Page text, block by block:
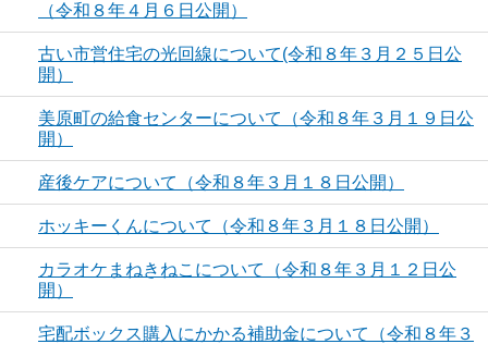
（令和８年４月６日公開）
古い市営住宅の光回線について(令和８年３月２５日公
開）
美原町の給食センターについて（令和８年３月１９日公
開）
産後ケアについて（令和８年３月１８日公開）
ホッキーくんについて（令和８年３月１８日公開）
カラオケまねきねこについて（令和８年３月１２日公
開）
宅配ボックス購入にかかる補助金について（令和８年３